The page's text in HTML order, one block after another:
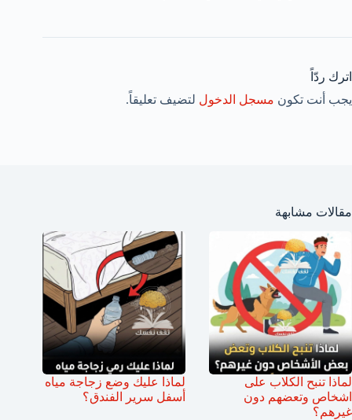
اترك ردّاً
يجب أنت تكون مسجل الدخول لتضيف تعليقاً.
مقالات مشابهة
لماذا تنبح الكلاب على
اشخاص وتعضهم دون
غيرهم؟
لماذا عليك وضع زجاجة مياه
أسفل سرير الفندق؟